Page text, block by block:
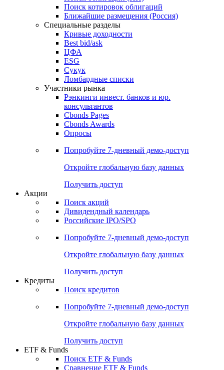
Облигации
Поиски
Поиск облигаций & Карты рынка
Поиск облигаций (ИИ)
Поиск котировок облигаций
Ближайшие размещения (Россия)
Специальные разделы
Кривые доходности
Best bid/ask
ЦФА
ESG
Сукук
Ломбардные списки
Участники рынка
Рэнкинги инвест. банков и юр.
Cbonds Pages
Опросы
Попробуйте7-дневный
Откройте глобальную базу данных
Получить доступ
Поиск акций
Российские IPO/SPO
Попробуйте7-дневный
Откройте глобальную базу данных
Получить доступ
Поиск кредитов
Попробуйте7-дневный
Откройте глобальную базу данных